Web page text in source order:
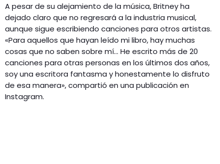
A pesar de su alejamiento de la música, Britney ha
dejado claro que no regresará a la industria musical,
aunque sigue escribiendo canciones para otros artistas.
«Para aquellos que hayan leído mi libro, hay muchas
cosas que no saben sobre mí… He escrito más de 20
canciones para otras personas en los últimos dos años,
soy una escritora fantasma y honestamente lo disfruto
de esa manera», compartió en una publicación en
Instagram.